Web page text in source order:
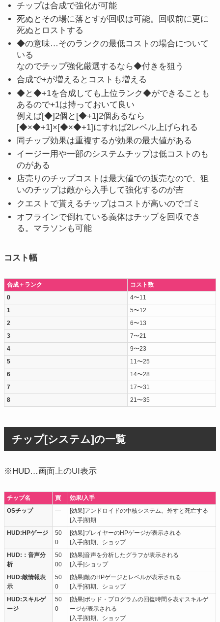
チップは合成で強化が可能
死ぬとその場に落とすが回収は可能。回収前に更に
死ぬとロストする
◆の意味…そのランクの最低コストの場合について
いる
なのでチップ強化厳選するなら◆付きを狙う
合成で+が増えるとコストも増える
◆と◆+1を合成しても上位ランク◆ができることも
あるので+1は持っておいて良い
例えば[◆]2個と[◆+1]2個あるなら
[◆×◆+1]×[◆×◆+1]にすれば2レベル上げられる
同チップ効果は重複するが効果の最大値がある
イージー用や一部のシステムチップは低コストのも
のがある
店売りのチップコストは最大値での販売なので、狙
いのチップは敵から入手して強化するのが吉
クエストで貰えるチップはコストが高いのでゴミ
オフラインで倒れている義体はチップを回収でき
る。マラソンも可能
コスト幅
合成＋ランク
コスト数
0
4〜11
1
5〜12
2
6〜13
3
7〜21
4
9〜23
5
11〜25
6
14〜28
7
17〜31
8
21〜35
チップ[システム]の一覧
※HUD…画面上のUI表示
チップ名 買
効果/入手
OSチップ
―
[効果]アンドロイドの中核システム。外すと死亡する
[入手]初期
HUD:HPゲージ
50
0
[効果]プレイヤーのHPゲージが表示される
[入手]初期、ショップ
HUD:：音声分
析
50
00
[効果]音声を分析したグラフが表示される
[入手]ショップ
HUD:敵情報表
示
50
0
[効果]敵のHPゲージとレベルが表示される
[入手]初期、ショップ
HUD:スキルゲ
ージ
50
0
[効果]ポッド・プログラムの回復時間を表すスキルゲ
ージが表示される
[入手]初期、ショップ